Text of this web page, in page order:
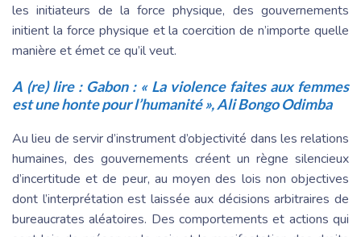
les initiateurs de la force physique, des gouvernements
initient la force physique et la coercition de n’importe quelle
manière et émet ce qu’il veut.
A (re) lire : Gabon : « La violence faites aux femmes
est une honte pour l’humanité », Ali Bongo Odimba
Au lieu de servir d’instrument d’objectivité dans les relations
humaines, des gouvernements créent un règne silencieux
d’incertitude et de peur, au moyen des lois non objectives
dont l’interprétation est laissée aux décisions arbitraires de
bureaucrates aléatoires. Des comportements et actions qui